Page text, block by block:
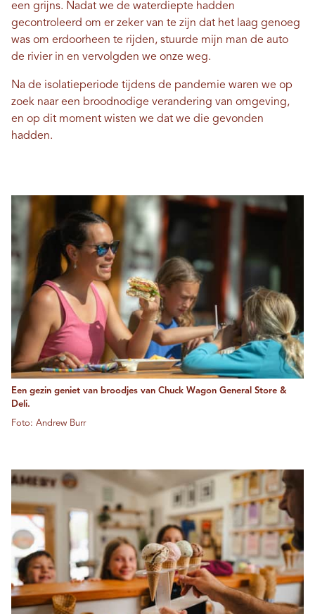
een grijns. Nadat we de waterdiepte hadden
gecontroleerd om er zeker van te zijn dat het laag genoeg
was om erdoorheen te rijden, stuurde mijn man de auto
de rivier in en vervolgden we onze weg.
Na de isolatieperiode tijdens de pandemie waren we op
zoek naar een broodnodige verandering van omgeving,
en op dit moment wisten we dat we die gevonden
hadden.
Een gezin geniet van broodjes van Chuck Wagon General Store &
Deli.
Foto: Andrew Burr